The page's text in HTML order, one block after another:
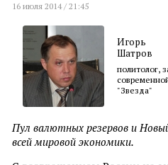
16 июля 2014 / 21:45
Игорь
Шатров
политолог,
"Звезда"
Пул валютных резервов и
всей мировой экономики.